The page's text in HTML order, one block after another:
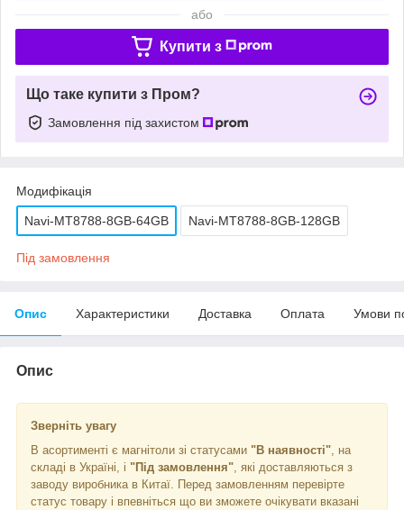
або
Купити з
Що таке купити з Пром?
Замовлення під захистом
Модифікація
Navi-MT8788-8GB-64GB Navi-MT8788-8GB-128GB
Під замовлення
Опис Характеристики Доставка Оплата Умови
Опис
Зверніть увагу
В асортименті є магнітоли зі статусами "В наявності" , на
складі в Україні, і "Під замовлення" , які доставляються з
заводу виробника в Китаї. Перед замовленням перевірте
статус товару і впевніться що ви зможете очікувати вказані